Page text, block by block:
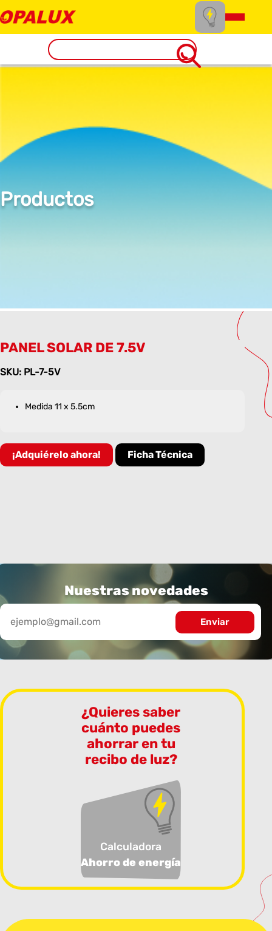
Productos
PANEL SOLAR DE 7.5V
SKU: PL-7-5V
Medida 11 x 5.5cm
¡Adquiérelo ahora! Ficha Técnica
Nuestras novedades
¿Quieres saber
cuánto puedes
ahorrar en tu
recibo de luz?
Calculadora
Ahorro de energía